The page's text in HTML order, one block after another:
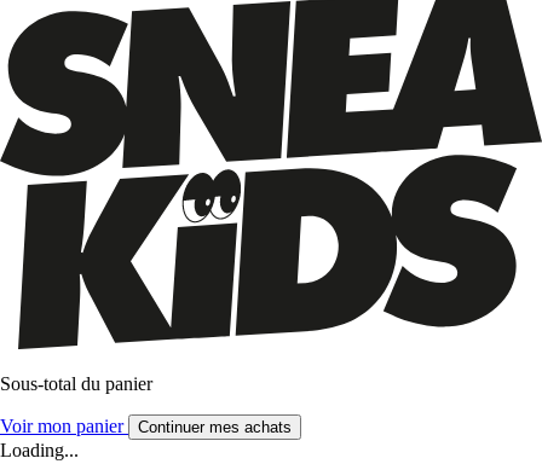
Sous-total du panier
Voir mon panier Continuer mes achats
Loading...